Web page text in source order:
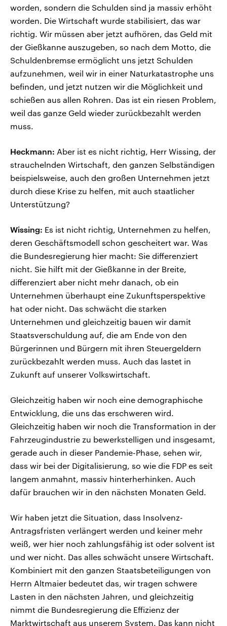
worden, sondern die Schulden sind ja massiv erhöht
worden. Die Wirtschaft wurde stabilisiert, das war
richtig. Wir müssen aber jetzt aufhören, das Geld mit
der Gießkanne auszugeben, so nach dem Motto, die
Schuldenbremse ermöglicht uns jetzt Schulden
aufzunehmen, weil wir in einer Naturkatastrophe uns
befinden, und jetzt nutzen wir die Möglichkeit und
schießen aus allen Rohren. Das ist ein riesen Problem,
weil das ganze Geld wieder zurückbezahlt werden
muss.
Heckmann: Aber ist es nicht richtig, Herr Wissing, der
strauchelnden Wirtschaft, den ganzen Selbständigen
beispielsweise, auch den großen Unternehmen jetzt
durch diese Krise zu helfen, mit auch staatlicher
Unterstützung?
Wissing: Es ist nicht richtig, Unternehmen zu helfen,
deren Geschäftsmodell schon gescheitert war. Was
die Bundesregierung hier macht: Sie differenziert
nicht. Sie hilft mit der Gießkanne in der Breite,
differenziert aber nicht mehr danach, ob ein
Unternehmen überhaupt eine Zukunftsperspektive
hat oder nicht. Das schwächt die starken
Unternehmen und gleichzeitig bauen wir damit
Staatsverschuldung auf, die am Ende von den
Bürgerinnen und Bürgern mit ihren Steuergeldern
zurückbezahlt werden muss. Auch das lastet in
Zukunft auf unserer Volkswirtschaft.
Gleichzeitig haben wir noch eine demographische
Entwicklung, die uns das erschweren wird.
Gleichzeitig haben wir noch die Transformation in der
Fahrzeugindustrie zu bewerkstelligen und insgesamt,
gerade auch in dieser Pandemie-Phase, sehen wir,
dass wir bei der Digitalisierung, so wie die FDP es seit
langem anmahnt, massiv hinterherhinken. Auch
dafür brauchen wir in den nächsten Monaten Geld.
Wir haben jetzt die Situation, dass Insolvenz-
Antragsfristen verlängert werden und keiner mehr
weiß, wer hier noch zahlungsfähig ist oder solvent ist
und wer nicht. Das alles schwächt unsere Wirtschaft.
Kombiniert mit den ganzen Staatsbeteiligungen von
Herrn Altmaier bedeutet das, wir tragen schwere
Lasten in den nächsten Jahren, und gleichzeitig
nimmt die Bundesregierung die Effizienz der
Marktwirtschaft aus unserem System. Das kann nicht